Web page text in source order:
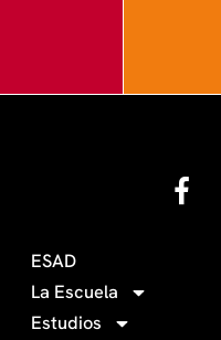
G
e
ESAD
La Escuela
Estudios